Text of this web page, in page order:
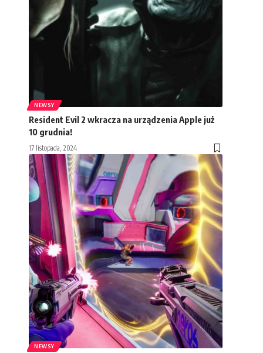
NEWSY
Resident Evil 2 wkracza na urządzenia Apple już
10 grudnia!
17 listopada, 2024
NEWSY